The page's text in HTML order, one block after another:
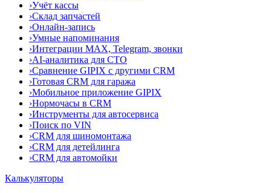
›Учёт кассы
›Склад запчастей
›Онлайн-запись
›Умные напоминания
›Интеграции MAX, Telegram, звонки
›AI-аналитика для СТО
›Сравнение GIPIX с другими CRM
›Готовая CRM для гаража
›Мобильное приложение GIPIX
›Нормочасы в CRM
›Инструменты для автосервиса
›Поиск по VIN
›CRM для шиномонтажа
›CRM для детейлинга
›CRM для автомойки
Калькуляторы